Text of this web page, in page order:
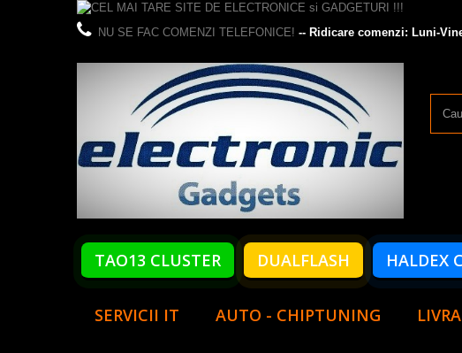
NU SE FAC COMENZI TELEFONICE! -- Ridicare comenzi: Luni-
TAO13 CLUSTER DUALFLASH HALDEX
SERVICII IT AUTO - CHIPTUNING